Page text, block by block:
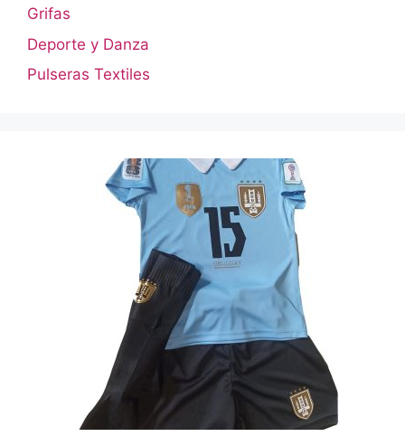
Grifas
Deporte y Danza
Pulseras Textiles